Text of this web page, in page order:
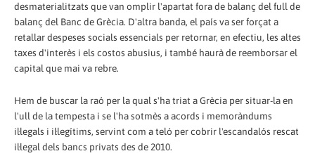
desmaterialitzats que van omplir l'apartat fora de balanç del full de
balanç del Banc de Grècia. D'altra banda, el país va ser forçat a
retallar despeses socials essencials per retornar, en efectiu, les altes
taxes d'interès i els costos abusius, i també haurà de reemborsar el
capital que mai va rebre.
Hem de buscar la raó per la qual s'ha triat a Grècia per situar-la en
l'ull de la tempesta i se l'ha sotmès a acords i memoràndums
il·legals i il·legítims, servint com a teló per cobrir l'escandalós rescat
il·legal dels bancs privats des de 2010.